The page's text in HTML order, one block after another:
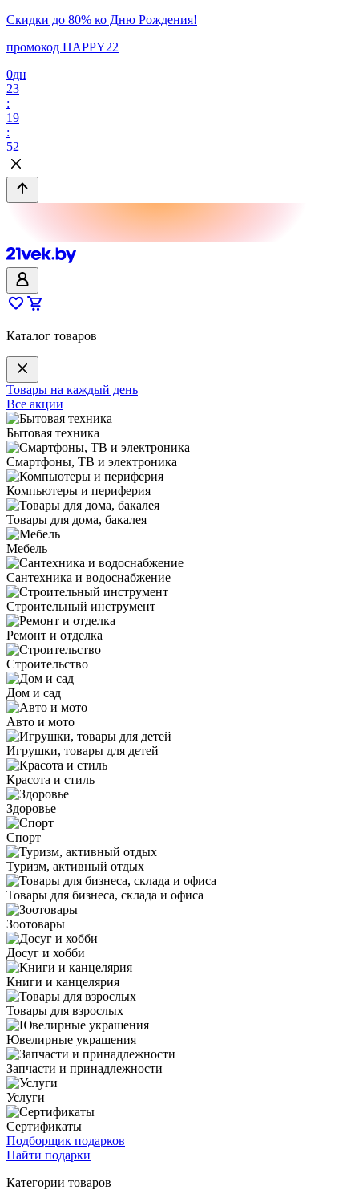
Скидки до 80% ко Дню Рождения!
промокод HAPPY22
0дн
23
:
19
:
52
Каталог товаров
Товары на каждый день
Все акции
Бытовая техника
Смартфоны, ТВ и электроника
Компьютеры и периферия
Товары для дома, бакалея
Мебель
Сантехника и водоснабжение
Строительный инструмент
Ремонт и отделка
Строительство
Дом и сад
Авто и мото
Игрушки, товары для детей
Красота и стиль
Здоровье
Спорт
Туризм, активный отдых
Товары для бизнеса, склада и офиса
Зоотовары
Досуг и хобби
Книги и канцелярия
Товары для взрослых
Ювелирные украшения
Запчасти и принадлежности
Услуги
Сертификаты
Подборщик подарков
Найти подарки
Категории товаров